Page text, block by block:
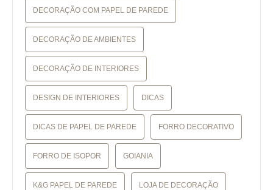
DECORAÇÃO COM PAPEL DE PAREDE
DECORAÇÃO DE AMBIENTES
DECORAÇÃO DE INTERIORES
DESIGN DE INTERIORES DICAS
DICAS DE PAPEL DE PAREDE FORRO DECORATIVO
FORRO DE ISOPOR GOIANIA
K&G PAPEL DE PAREDE LOJA DE DECORAÇÃO